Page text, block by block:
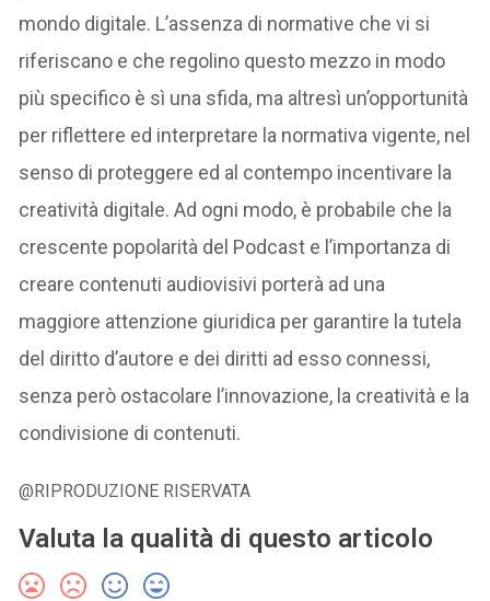
mondo digitale. L’assenza di normative che vi si
riferiscano e che regolino questo mezzo in modo
più specifico è sì una sfida, ma altresì un’opportunità
per riflettere ed interpretare la normativa vigente, nel
senso di proteggere ed al contempo incentivare la
creatività digitale. Ad ogni modo, è probabile che la
crescente popolarità del Podcast e l’importanza di
creare contenuti audiovisivi porterà ad una
maggiore attenzione giuridica per garantire la tutela
del diritto d’autore e dei diritti ad esso connessi,
senza però ostacolare l’innovazione, la creatività e la
condivisione di contenuti.
@RIPRODUZIONE RISERVATA
Valuta la qualità di questo articolo